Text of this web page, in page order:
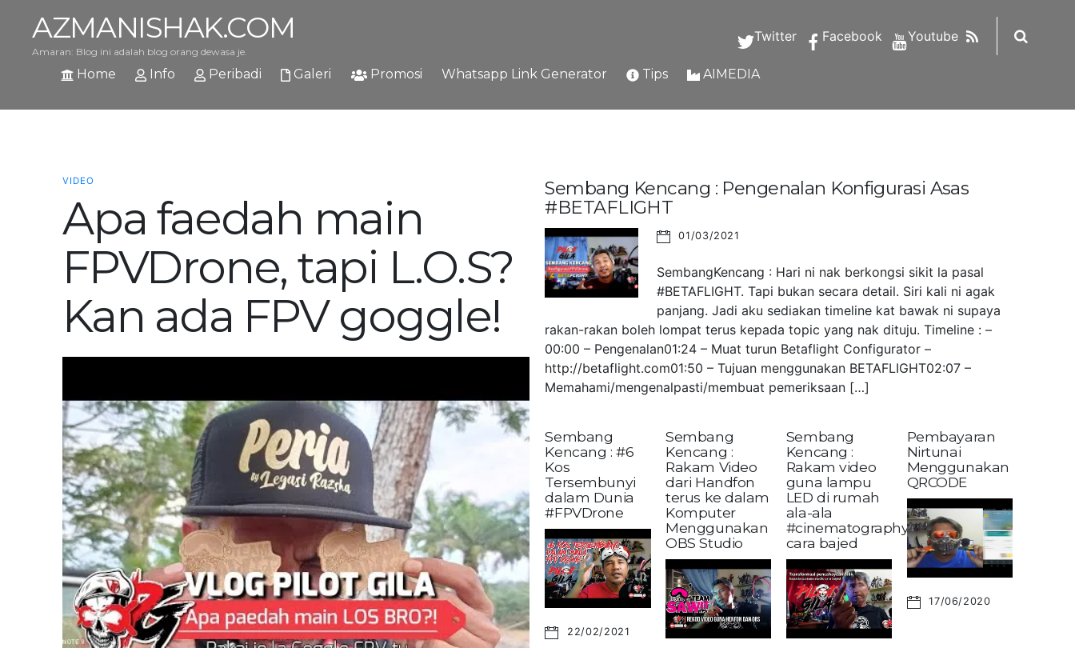
AZMANISHAK.COM
Amaran: Blog ini adalah blog orang dewasa je.
Twitter Facebook Youtube RSS
Home Info Peribadi Galeri Promosi Whatsapp Link Generator Tips AIMEDIA
VIDEO
Apa faedah main
FPVDrone, tapi L.O.S?
Kan ada FPV goggle!
Sembang Kencang : Pengenalan Konfigurasi Asas
#BETAFLIGHT
01/03/2021
SembangKencang : Hari ni nak berkongsi sikit la pasal
#BETAFLIGHT. Tapi bukan secara detail. Siri kali ni agak
panjang. Jadi aku sediakan timeline kat bawak ni supaya
rakan-rakan boleh lompat terus kepada topic yang nak dituju. Timeline : –
00:00 – Pengenalan01:24 – Muat turun Betaflight Configurator –
http://betaflight.com01:50 – Tujuan menggunakan BETAFLIGHT02:07 –
Memahami/mengenalpasti/membuat pemeriksaan […]
Sembang
Kencang : #6
Kos
Tersembunyi
dalam Dunia
#FPVDrone
22/02/2021
Sembang
Kencang :
Rakam Video
dari Handfon
terus ke dalam
Komputer
Menggunakan
OBS Studio
Sembang
Kencang :
Rakam video
guna lampu
LED di rumah
ala-ala
#cinematography?
cara bajed
Pembayaran
Nirtunai
Menggunakan
QRCODE
17/06/2020